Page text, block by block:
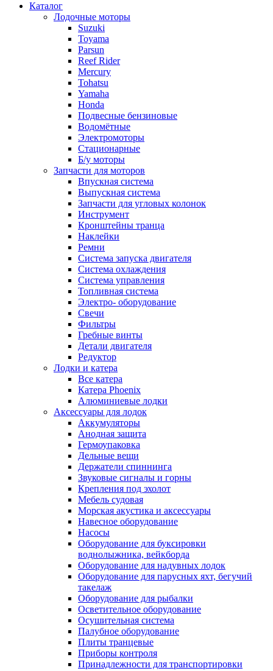
Каталог
Лодочные моторы
Suzuki
Toyama
Parsun
Reef Rider
Mercury
Tohatsu
Yamaha
Honda
Подвесные бензиновые
Водомётные
Электромоторы
Стационарные
Б/у моторы
Запчасти для моторов
Впускная система
Выпускная система
Запчасти для угловых колонок
Инструмент
Кронштейны транца
Наклейки
Ремни
Система запуска двигателя
Система охлаждения
Система управления
Топливная система
Электро- оборудование
Свечи
Фильтры
Гребные винты
Детали двигателя
Редуктор
Лодки и катера
Все катера
Катера Phoenix
Алюминиевые лодки
Аксессуары для лодок
Аккумуляторы
Анодная защита
Гермоупаковка
Дельные вещи
Держатели спиннинга
Звуковые сигналы и горны
Крепления под эхолот
Мебель судовая
Морская акустика и аксессуары
Навесное оборудование
Насосы
Оборудование для буксировки
воднолыжника, вейкборда
Оборудование для надувных лодок
Оборудование для парусных яхт, бегучий
такелаж
Оборудование для рыбалки
Осветительное оборудование
Осушительная система
Палубное оборудование
Плиты транцевые
Приборы контроля
Принадлежности для транспортировки